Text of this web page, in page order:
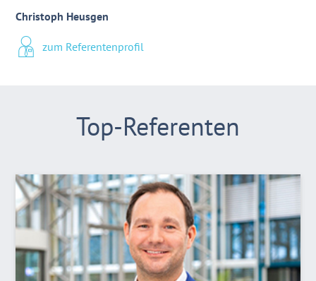
Christoph Heusgen
zum Referentenprofil
Top-Referenten